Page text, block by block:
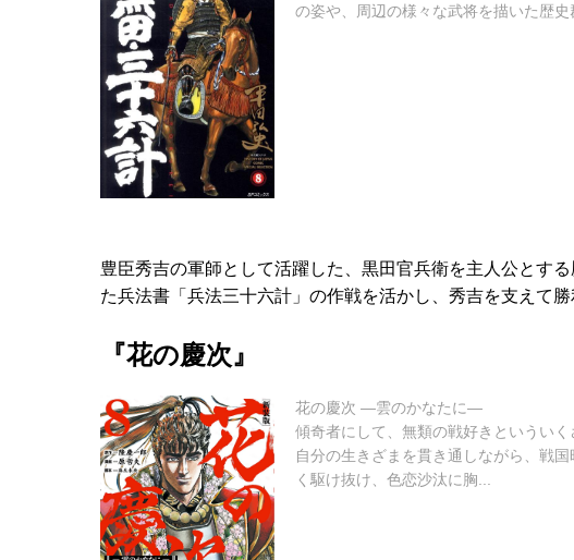
の姿や、周辺の様々な武将を描いた歴史
豊臣秀吉の軍師として活躍した、黒田官兵衛を主人公とす
た兵法書「兵法三十六計」の作戦を活かし、秀吉を支えて勝
『花の慶次』
花の慶次 ―雲のかなたに―
傾奇者にして、無類の戦好きというい
自分の生きざまを貫き通しながら、戦
く駆け抜け、色恋沙汰に胸...